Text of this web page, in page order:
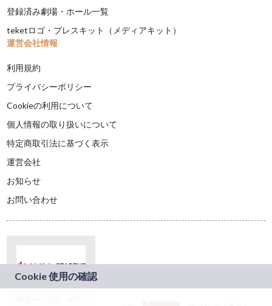
登録済み劇場・ホール一覧
teketロゴ・プレスキット（メディアキット）
運営会社情報
利用規約
プライバシーポリシー
Cookieの利用について
個人情報の取り扱いについて
特定商取引法に基づく表示
運営会社
お知らせ
お問い合わせ